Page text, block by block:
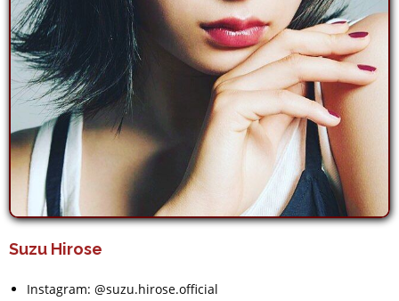
Suzu Hirose
Instagram: @suzu.hirose.official